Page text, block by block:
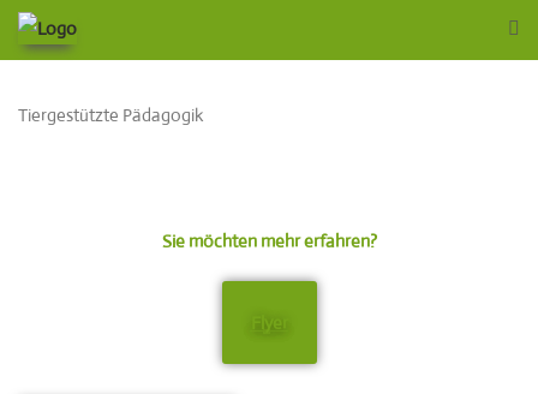
Tiergestützte Pädagogik
Sie möchten mehr erfahren?
Flyer